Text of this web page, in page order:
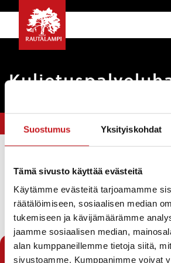
Suostumus Yksityiskohdat
Tämä sivusto käyttää evästeitä
Käytämme evästeitä tarjoamamme
räätälöimiseen, sosiaalisen median
tukemiseen ja kävijämäärämme
jaamme sosiaalisen median,
alan kumppaneillemme tietoja siitä,
sivustoamme. Kumppanimme voivat
Olet tässä: Lomakkeet >
Tällä lomakkeella voit hakea
ja sosiaalihuoltolain (SHL) mukaista
« Lomakkeet